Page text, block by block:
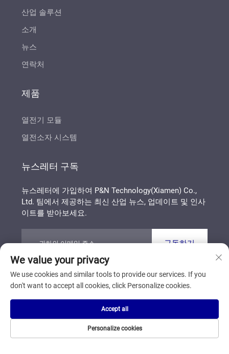
산업 솔루션
소개
뉴스
연락처
제품
열전기 모듈
열전소자 시스템
뉴스레터 구독
뉴스레터에 가입하여 P&N Technology(Xiamen) Co.,
Ltd. 팀에서 제공하는 최신 산업 뉴스, 업데이트 및 인사
이트를 받아보세요.
구독하기
Copyright © P&N Technology (Xiamen) Co., Ltd. All
홈페이지 제품 것입니다 문의
We value your privacy
We use cookies and similar tools to provide our services. If you
don't want to accept all cookies, click Personalize cookies.
Personalize cookies
Accept all